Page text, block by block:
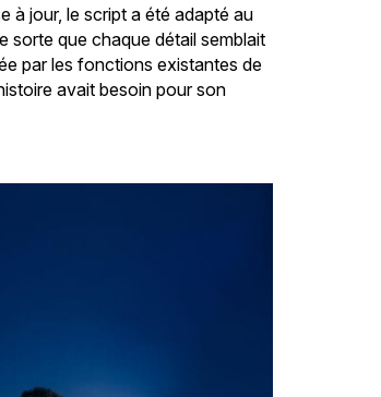
à jour, le script a été adapté au
sorte que chaque détail semblait
par les fonctions existantes de
avait besoin pour son